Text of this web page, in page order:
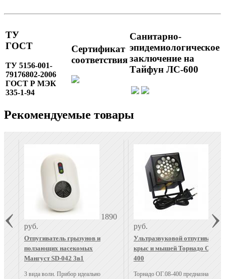
ТУ
ГОСТ
ТУ 5156-001-
79176802-2006
ГОСТ Р МЭК
335-1-94
Сертификат
соответствия
Санитарно-
эпидемиологическое
заключение на
Тайфун ЛС-600
Рекомендуемые товары
1890
руб.
Отпугиватель грызунов и
ползающих насекомых
Мангуст SD-042 3в1
3 вида волн. Прибор идеально
руб.
Ультразвуковой отпугиватель
крыс и мышей Торнадо ОГ.08-
400
Торнадо ОГ.08-400 предназначен